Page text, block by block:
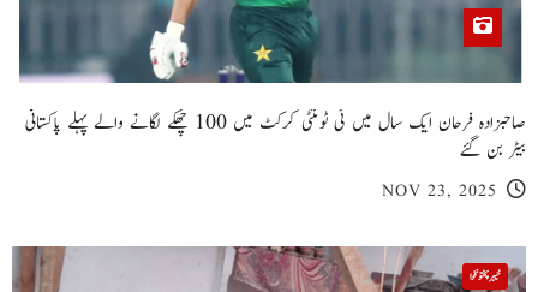
صاحبزادہ فرحان ایک سال میں ٹی ٹوئنٹی کرکٹ میں 100 چھکے لگانے والے پہلے پاکستانی
بیٹر بن گئے
NOV 23, 2025
خیبر پختونخوا